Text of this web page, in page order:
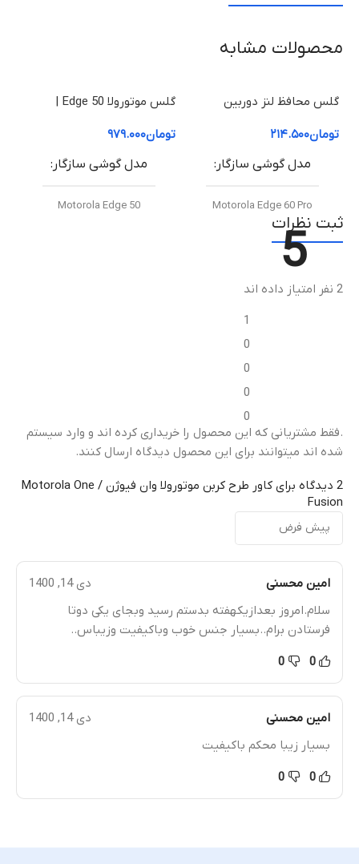
محصولات مشابه
گلس محافظ لنز دوربین
تومان۲۱۴.۵۰۰
مدل گوشی سازگار
Motorola Edge 60 Pro
نوع گلس
گلس محافظ لنز دوربین فلزی
میزان شفافیت
خش
سختی 9H (Anti-Scratch)
پوشش دقیق و فیت روی لنز
اقلام همراه
۱ عدد دستمال تمیزکننده شماره ۱
(مرطوب) ۱ عدد دستمال
تمیزکننده شماره ۲ (خشک)
گلس موتورولا Edge 50 |
50 Edge (شفاف +HD)
تومان۹۷۹.۰۰۰
مدل گوشی سازگار
Motorola Edge 50
مقاومت در برابر خط و
لبه ها
(Curved & Precision-Cut
Edges)
پوشش کامل لبه تا لبه (Full
Edge-to-Edge Coverage)
ثبت نظرات
5
2 نفر امتیاز داده اند
1
0
0
0
0
2 دیدگاه برای
کاور طرح کربن موتورولا وان فیوژن / Motorola One
Fusion
امین محسنی
دی 14, 1400
سلام.امروز بعدازیکهفته بدستم رسید وبجای یکی دوتا
فرستادن برام..بسیار جنس خوب وباکیفیت وزیباس..
0
0
امین محسنی
دی 14, 1400
بسیار زیبا محکم باکیفیت
0
0
.فقط مشتریانی که این محصول را خریداری کرده اند و وارد سیستم
شده اند میتوانند برای این محصول دیدگاه ارسال کنند.